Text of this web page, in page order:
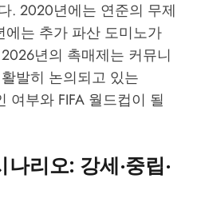
. 2020년에는 연준의 무제
는 추가 파산 도미노가
년의 촉매제는 커뮤니
발히 논의되고 있는
여부와 FIFA 월드컵이 될
나리오: 강세·중립·